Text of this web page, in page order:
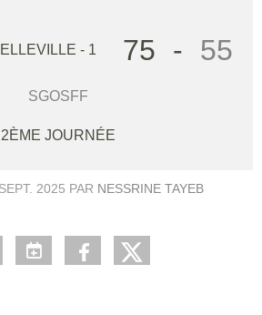
- 1 75 - 55
SGOSFF
2ÈME JOURNÉE
2025 PAR NESSRINE TAYEB